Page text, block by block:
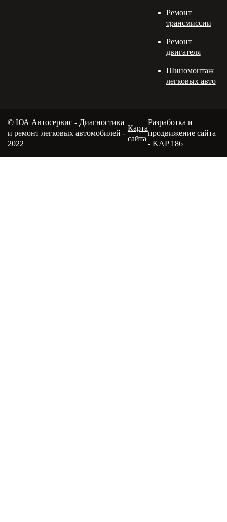
Ремонт
трансмиссии
Ремонт
двигателя
Шиномонтаж
легковых авто
© ЮА Автосервис - Диагностика
и ремонт легковых автомобилей -
2022
Карта
сайта
Разработка и
продвижение сайта
- KAP 186